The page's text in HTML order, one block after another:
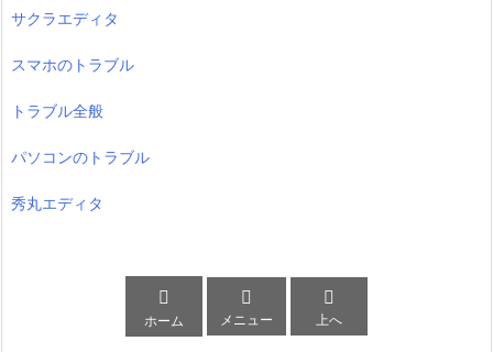
サクラエディタ
スマホのトラブル
トラブル全般
パソコンのトラブル
秀丸エディタ

ホーム

メニュー

上へ